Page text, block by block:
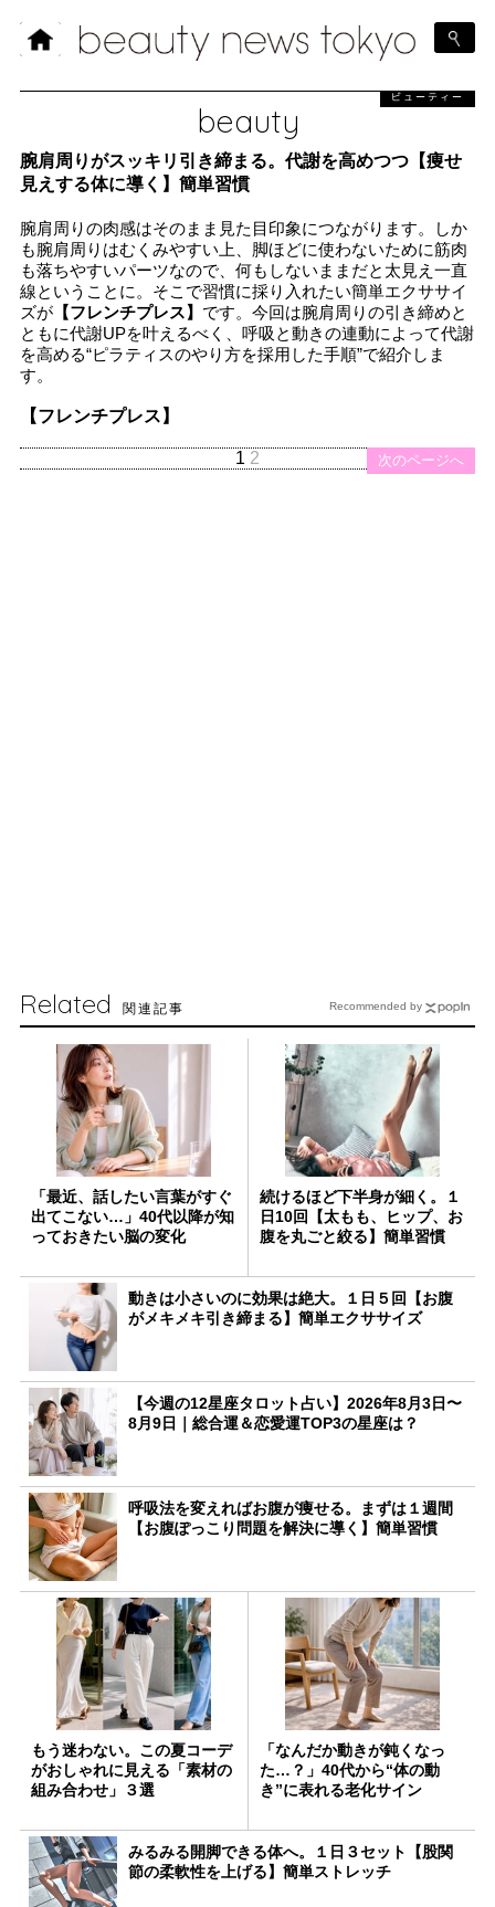
beauty
ビューティー
腕肩周りがスッキリ引き締まる。代謝を高めつつ【痩せ
見えする体に導く】簡単習慣
腕肩周りの肉感はそのまま見た目印象につながります。しか
も腕肩周りはむくみやすい上、脚ほどに使わないために筋肉
も落ちやすいパーツなので、何もしないままだと太見え一直
線ということに。そこで習慣に採り入れたい簡単エクササイ
ズが 【フレンチプレス】 です。今回は腕肩周りの引き締めと
ともに代謝UPを叶えるべく、呼吸と動きの連動によって代謝
を高める“ピラティスのやり方を採用した手順”で紹介しま
す。
【フレンチプレス】
次のページへ
1 2
Related 関連記事
「最近、話したい言葉がすぐ
出てこない…」40代以降が知
っておきたい脳の変化
続けるほど下半身が細く。１
日10回【太もも、ヒップ、お
腹を丸ごと絞る】簡単習慣
動きは小さいのに効果は絶大。１日５回【お腹
がメキメキ引き締まる】簡単エクササイズ
【今週の12星座タロット占い】2026年8月3日〜
8月9日｜総合運＆恋愛運TOP3の星座は？
呼吸法を変えればお腹が痩せる。まずは１週間
【お腹ぽっこり問題を解決に導く】簡単習慣
もう迷わない。この夏コーデ
がおしゃれに見える「素材の
組み合わせ」３選
「なんだか動きが鈍くなっ
た…？」40代から“体の動
き”に表れる老化サイン
みるみる開脚できる体へ。１日３セット【股関
節の柔軟性を上げる】簡単ストレッチ
Recommended by